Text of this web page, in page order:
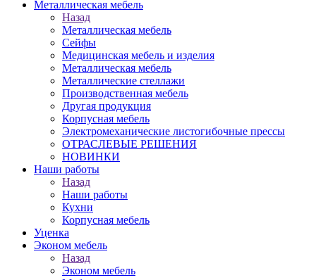
Металлическая мебель
Назад
Металлическая мебель
Сейфы
Медицинская мебель и изделия
Металлическая мебель
Металлические стеллажи
Производственная мебель
Другая продукция
Корпусная мебель
Электромеханические листогибочные прессы
ОТРАСЛЕВЫЕ РЕШЕНИЯ
НОВИНКИ
Наши работы
Назад
Наши работы
Кухни
Корпусная мебель
Уценка
Эконом мебель
Назад
Эконом мебель